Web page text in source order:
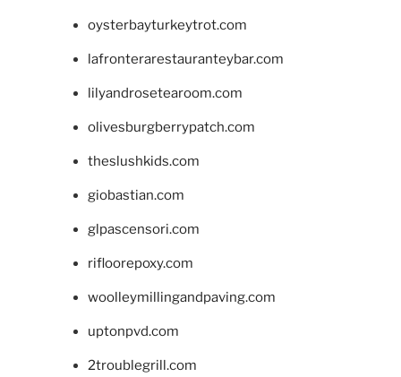
oysterbayturkeytrot.com
lafronterarestauranteybar.com
lilyandrosetearoom.com
olivesburgberrypatch.com
theslushkids.com
giobastian.com
glpascensori.com
rifloorepoxy.com
woolleymillingandpaving.com
uptonpvd.com
2troublegrill.com